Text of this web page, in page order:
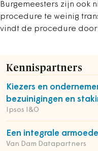
Burgemeesters zijn ook
procedure te weinig
vindt de procedure
Kennispartners
Kiezers en
bezuinigingen en
Ipsos I&O
Een integrale
Van Dam Datapartners